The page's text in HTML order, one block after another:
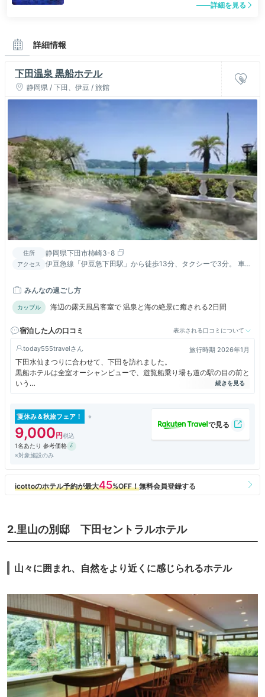
詳細を見る
詳細情報
下田温泉 黒船ホテル
静岡県 / 下田、伊豆 / 旅館
住所 静岡県下田市柿崎3-8
アクセス
伊豆急線「伊豆急下田駅」から徒歩13分、タクシーで3分。 車で
みんなの過ごし方
カップル 海辺の露天風呂客室で 温泉と海の絶景に癒される2日間
宿泊した人の口コミ 表示される口コミについて
today555travel 旅行時期 2026年1月
下田水仙まつりに合わせて、下田を訪れました。
黒船ホテルは全室オーシャンビューで、遊覧船乗り場も道の駅の目の前と
いう
便利な立地です
昔のホテル感がありますね。駐車場は地下で狭いです
ロビーは豪華なシャンデリアが据え付けられ広さもあるけど
今どきの造りに比べると天井が低く感じます
ドクターフィッシュとか久々に見ました
ウエルカムドリンクにグアバジュースなど数種類ありました
夏場ならドームプールもあります
いちいち下履きに履き替えるのはちょっと不便。。昔の造りなんですか
ね。
部屋からは遊覧船乗り場が見えて、夕日も見えます
お香も置いてあってネスプレッソもあって、のんびりと夕日を眺めて過ご
せました
布団は自分で敷くシステム。TV、ドライヤー、フリーWi-Fi、空の冷蔵
庫、冷水あり。
温泉は大浴場と露天風呂、サウナがあり、男女入替制です
化粧水などアメニティも豊富にあり、ドライヤーがReFaのドライヤーで
初めて使ったけどパワーもありデザインも格好良かったです
西館からだとエレベーターに乗って、さらに歩いて、、等ちょっと迷いそ
夏休み＆秋旅フェア！
9,000
1名あたり 参考価格
※対象施設のみ
2.里山の別邸 下田セントラルホテル
山々に囲まれ、自然をより近くに感じられるホテル